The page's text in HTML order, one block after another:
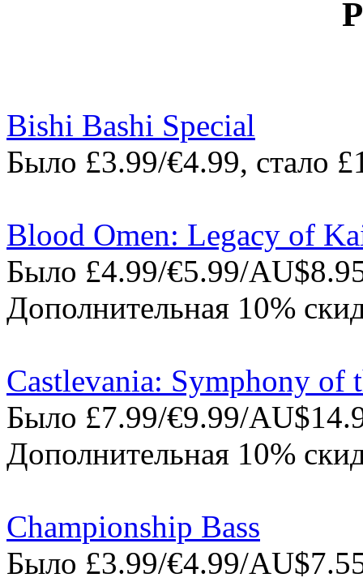
Bishi Bashi Special
Было £3.99/€4.99, стало
Blood Omen: Legacy of
Было £4.99/€5.99/
Дополнительная 10%
Castlevania: Symphony of
Было £7.99/€9.99/
Дополнительная 10%
Championship Bass
Было £3.99/€4.99/